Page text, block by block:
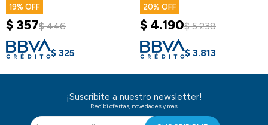
28 Xtrike Me
19
$ 357$ 446
$ 325
80mm
20
$ 4.190$ 5.238
$ 3.813
¡Suscribite a nuestro newsletter!
Recibi ofertas, novedades y mas